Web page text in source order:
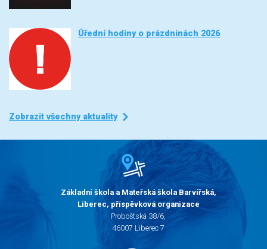
Úřední hodiny o prázdninách 2026
Zobrazit všechny aktuality
Základní škola a Mateřská škola Barvířská,
Liberec, příspěvková organizace
Proboštská 38/6,
46007 Liberec 7